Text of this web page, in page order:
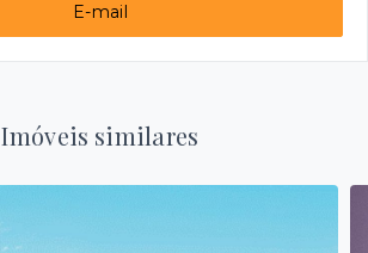
E-mail
Imóveis similares